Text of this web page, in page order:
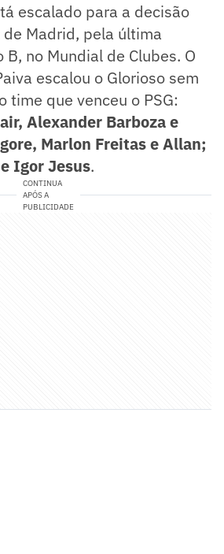
escalado para a decisão
Madrid, pela última
no Mundial de Clubes. O
escalou o Glorioso sem
time que venceu o PSG:
Alexander Barboza e
Marlon Freitas e Allan;
Igor Jesus.
CONTINUA
APÓS A
PUBLICIDADE